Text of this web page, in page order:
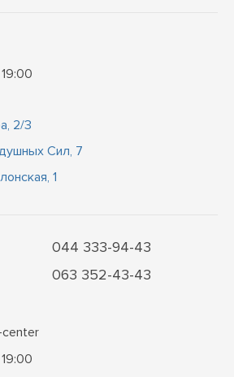
2/3
Сил, 7
1
044 333-94-43
063 352-43-43